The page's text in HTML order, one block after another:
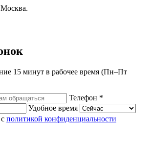
15 минут в рабочее время (Пн–Пт
Телефон *
Удобное время
политикой конфиденциальности